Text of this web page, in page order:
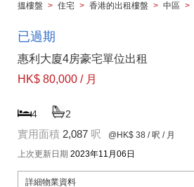
搵樓盤 > 住宅 > 香港的出租樓盤 > 中區 >
已過期
惠利大廈4房豪宅單位出租
HK$ 80,000 / 月
4 2
實用面積 2,087 呎 @HK$ 38 / 呎 / 月
上次更新日期 2023年11月06日
詳細物業資料